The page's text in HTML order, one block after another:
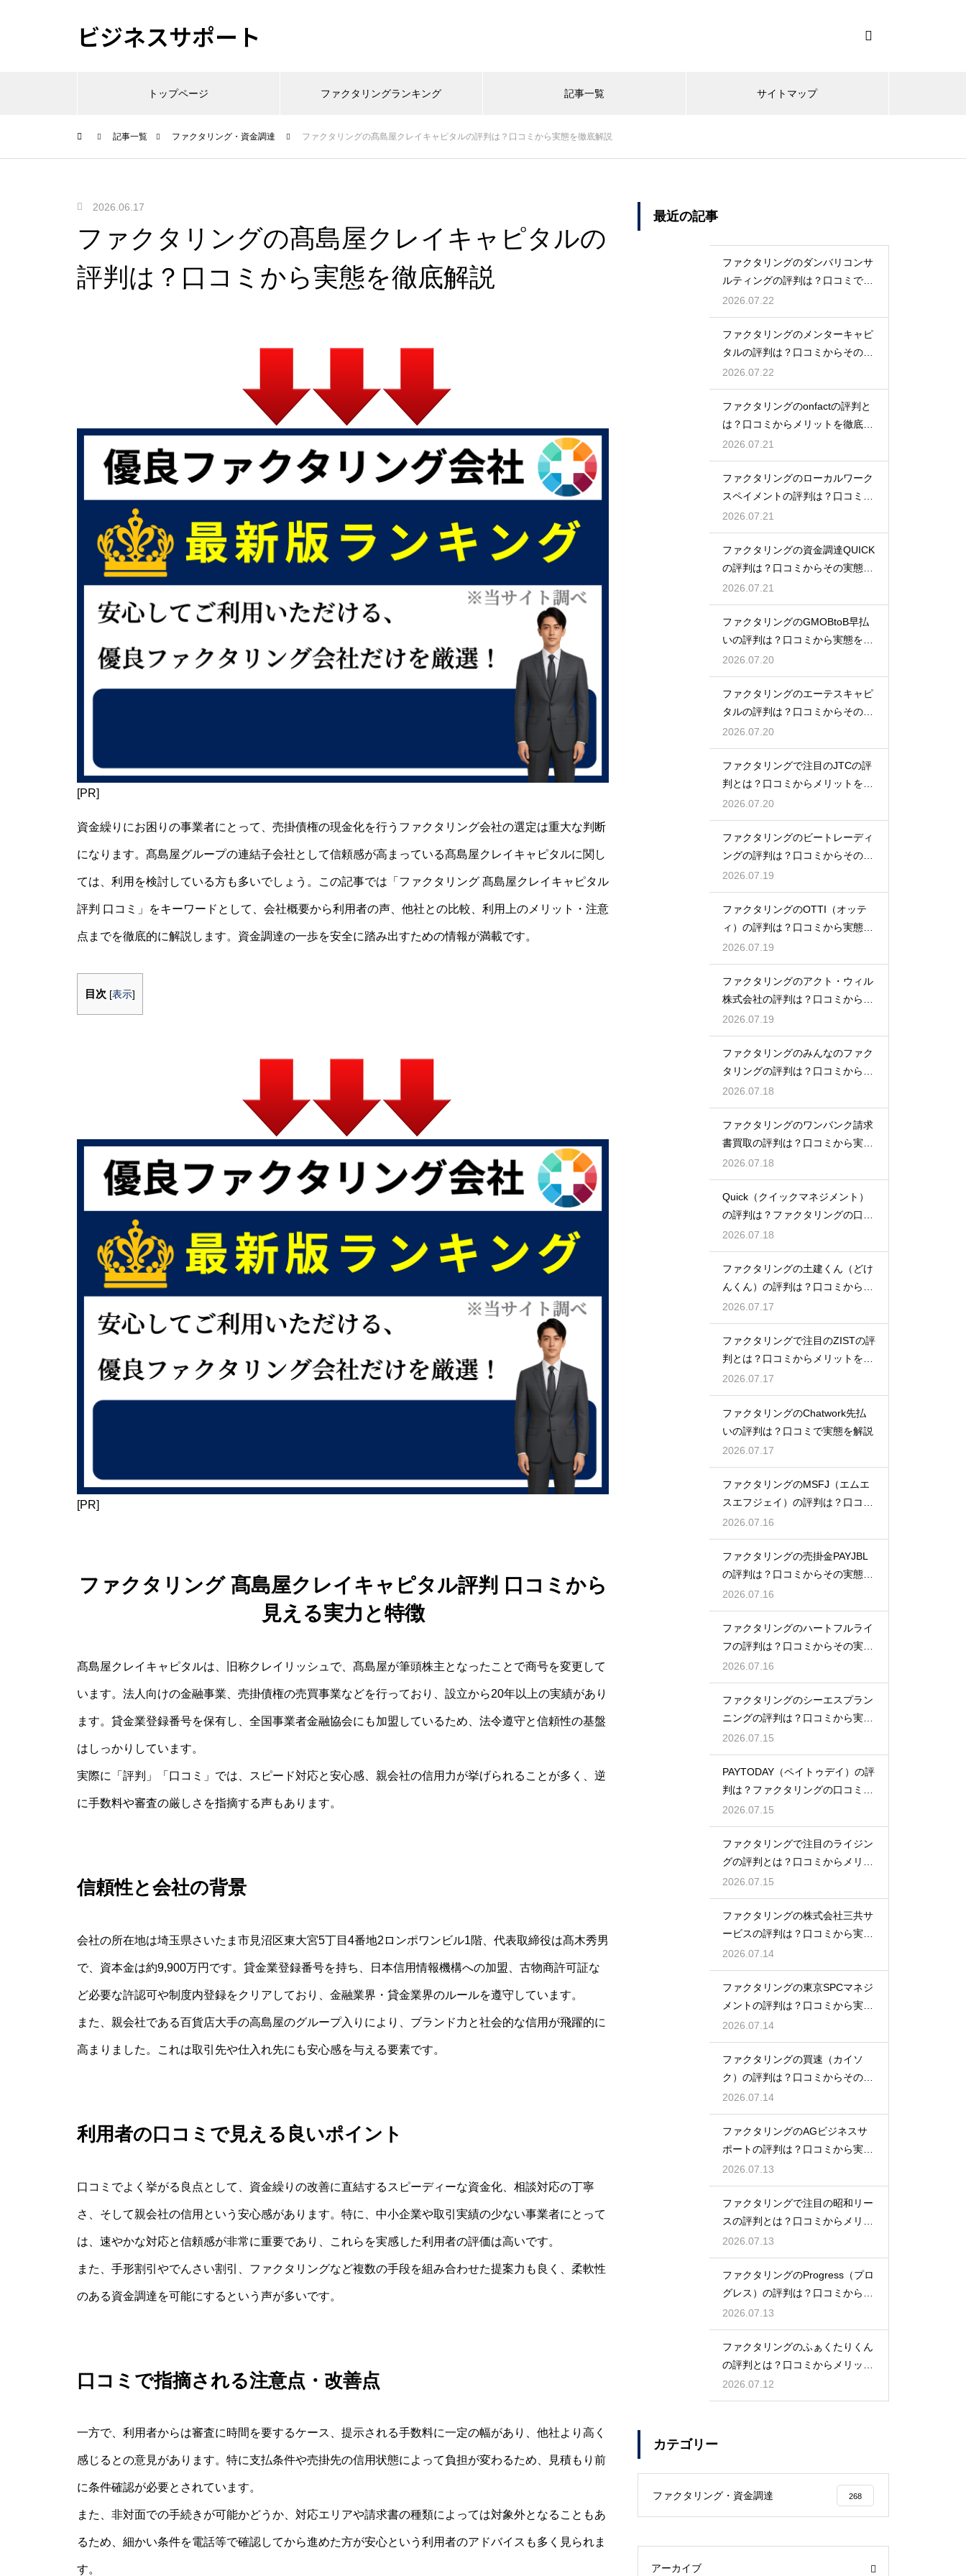
ビジネスサポート
トップページ ファクタリングランキング 記事一覧 サイトマップ
記事一覧 ファクタリング・資金調達 ファクタリングの髙島屋クレイキャピタルの評判は？口コミから実態を徹底解説
2026.06.17
ファクタリングの髙島屋クレイキャピタルの
評判は？口コミから実態を徹底解説
[PR]
資金繰りにお困りの事業者にとって、売掛債権の現金化を行うファクタリング会社の選定は重大な判断
になります。髙島屋グループの連結子会社として信頼感が高まっている髙島屋クレイキャピタルに関し
ては、利用を検討している方も多いでしょう。この記事では「ファクタリング 髙島屋クレイキャピタル
評判 口コミ」をキーワードとして、会社概要から利用者の声、他社との比較、利用上のメリット・注意
点までを徹底的に解説します。資金調達の一歩を安全に踏み出すための情報が満載です。
目次 [表示]
[PR]
ファクタリング 髙島屋クレイキャピタル評判 口コミから
見える実力と特徴
髙島屋クレイキャピタルは、旧称クレイリッシュで、髙島屋が筆頭株主となったことで商号を変更して
います。法人向けの金融事業、売掛債権の売買事業などを行っており、設立から20年以上の実績があり
ます。貸金業登録番号を保有し、全国事業者金融協会にも加盟しているため、法令遵守と信頼性の基盤
はしっかりしています。
実際に「評判」「口コミ」では、スピード対応と安心感、親会社の信用力が挙げられることが多く、逆
に手数料や審査の厳しさを指摘する声もあります。
信頼性と会社の背景
会社の所在地は埼玉県さいたま市見沼区東大宮5丁目4番地2ロンポワンビル1階、代表取締役は髙木秀男
で、資本金は約9,900万円です。貸金業登録番号を持ち、日本信用情報機構への加盟、古物商許可証な
ど必要な許認可や制度内登録をクリアしており、金融業界・貸金業界のルールを遵守しています。
また、親会社である百貨店大手の高島屋のグループ入りにより、ブランド力と社会的な信用が飛躍的に
高まりました。これは取引先や仕入れ先にも安心感を与える要素です。
利用者の口コミで見える良いポイント
口コミでよく挙がる良点として、資金繰りの改善に直結するスピーディーな資金化、相談対応の丁寧
さ、そして親会社の信用という安心感があります。特に、中小企業や取引実績の少ない事業者にとって
は、速やかな対応と信頼感が非常に重要であり、これらを実感した利用者の評価は高いです。
また、手形割引やでんさい割引、ファクタリングなど複数の手段を組み合わせた提案力も良く、柔軟性
のある資金調達を可能にするという声が多いです。
口コミで指摘される注意点・改善点
一方で、利用者からは審査に時間を要するケース、提示される手数料に一定の幅があり、他社より高く
感じるとの意見があります。特に支払条件や売掛先の信用状態によって負担が変わるため、見積もり前
に条件確認が必要とされています。
また、非対面での手続きが可能かどうか、対応エリアや請求書の種類によっては対象外となることもあ
るため、細かい条件を電話等で確認してから進めた方が安心という利用者のアドバイスも多く見られま
す。
最近の記事
ファクタリングのダンバリコンサ
ルティングの評判は？口コミで実
態を解説
2026.07.22
ファクタリングのメンターキャピ
タルの評判は？口コミからその実
態を徹底解説
2026.07.22
ファクタリングのonfactの評判と
は？口コミからメリットを徹底解
説
2026.07.21
ファクタリングのローカルワーク
スペイメントの評判は？口コミで
実態を解説
2026.07.21
ファクタリングの資金調達QUICK
の評判は？口コミからその実態を
徹底解説
2026.07.21
ファクタリングのGMOBtoB早払
いの評判は？口コミから実態を徹
底解説
2026.07.20
ファクタリングのエーテスキャピ
タルの評判は？口コミからその実
態を徹底解説
2026.07.20
ファクタリングで注目のJTCの評
判とは？口コミからメリットを徹
底解説
2026.07.20
ファクタリングのビートレーディ
ングの評判は？口コミからその実
態を徹底解説
2026.07.19
ファクタリングのOTTI（オッテ
ィ）の評判は？口コミから実態を
徹底解説
2026.07.19
ファクタリングのアクト・ウィル
株式会社の評判は？口コミから実
態を徹底解説
2026.07.19
ファクタリングのみんなのファク
タリングの評判は？口コミから実
態を徹底解説
2026.07.18
ファクタリングのワンバンク請求
書買取の評判は？口コミから実態
を徹底解説
2026.07.18
Quick（クイックマネジメント）
の評判は？ファクタリングの口コ
ミ検証
2026.07.18
ファクタリングの土建くん（どけ
んくん）の評判は？口コミから実
態を徹底解説
2026.07.17
ファクタリングで注目のZISTの評
判とは？口コミからメリットを徹
底解説
2026.07.17
ファクタリングのChatwork先払
いの評判は？口コミで実態を解説
2026.07.17
ファクタリングのMSFJ（エムエ
スエフジェイ）の評判は？口コミ
から検証
2026.07.16
ファクタリングの売掛金PAYJBL
の評判は？口コミからその実態を
徹底解説
2026.07.16
ファクタリングのハートフルライ
フの評判は？口コミからその実態
を徹底解説
2026.07.16
ファクタリングのシーエスプラン
ニングの評判は？口コミから実態
を徹底解説
2026.07.15
PAYTODAY（ペイトゥデイ）の評
判は？ファクタリングの口コミ検
証
2026.07.15
ファクタリングで注目のライジン
グの評判とは？口コミからメリッ
トを徹底解説
2026.07.15
ファクタリングの株式会社三共サ
ービスの評判は？口コミから実態
を徹底解説
2026.07.14
ファクタリングの東京SPCマネジ
メントの評判は？口コミから実態
を徹底解説
2026.07.14
ファクタリングの買速（カイソ
ク）の評判は？口コミからその実
態を徹底解説
2026.07.14
ファクタリングのAGビジネスサ
ポートの評判は？口コミから実態
を徹底解説
2026.07.13
ファクタリングで注目の昭和リー
スの評判とは？口コミからメリッ
トを徹底解説
2026.07.13
ファクタリングのProgress（プロ
グレス）の評判は？口コミから検
証
2026.07.13
ファクタリングのふぁくたりくん
の評判とは？口コミからメリット
を徹底解説
2026.07.12
カテゴリー
ファクタリング・資金調達 268
アーカイブ